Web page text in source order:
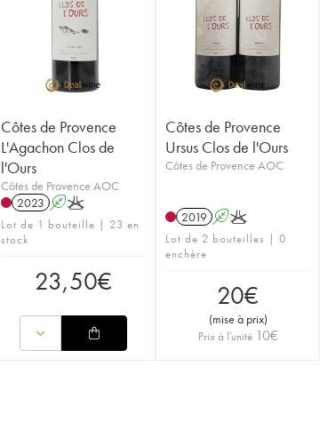
Côtes de Provence
L'Agachon Clos de
l'Ours
Côtes de Provence AOC
2023 AK
Lot de 1 bouteille | 23 en
stock
23,50€
Côtes de Provence
Ursus Clos de l'Ours
Côtes de Provence AOC
2019 AK
Lot de 2 bouteilles | 0
enchère
20€
(mise à prix)
Prix à l'unité 10€